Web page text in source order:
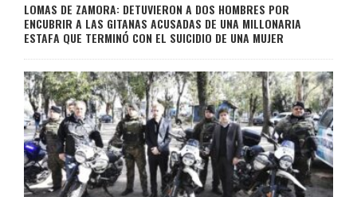
LOMAS DE ZAMORA: DETUVIERON A DOS HOMBRES POR
ENCUBRIR A LAS GITANAS ACUSADAS DE UNA MILLONARIA
ESTAFA QUE TERMINÓ CON EL SUICIDIO DE UNA MUJER